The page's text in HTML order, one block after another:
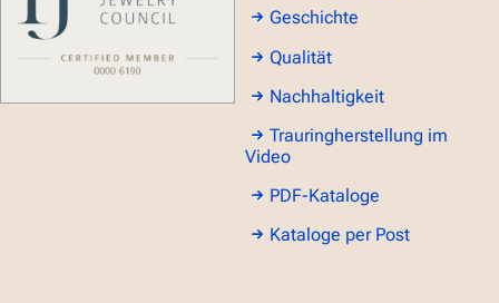
Geschichte
Qualität
Nachhaltigkeit
Trauringherstellung im
Video
PDF-Kataloge
Kataloge per Post